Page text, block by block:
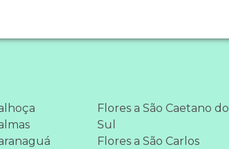
Flores a São Caetano do
Sul
Flores a São Carlos